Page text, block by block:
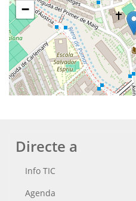
−
Directe a
Info TIC
Agenda